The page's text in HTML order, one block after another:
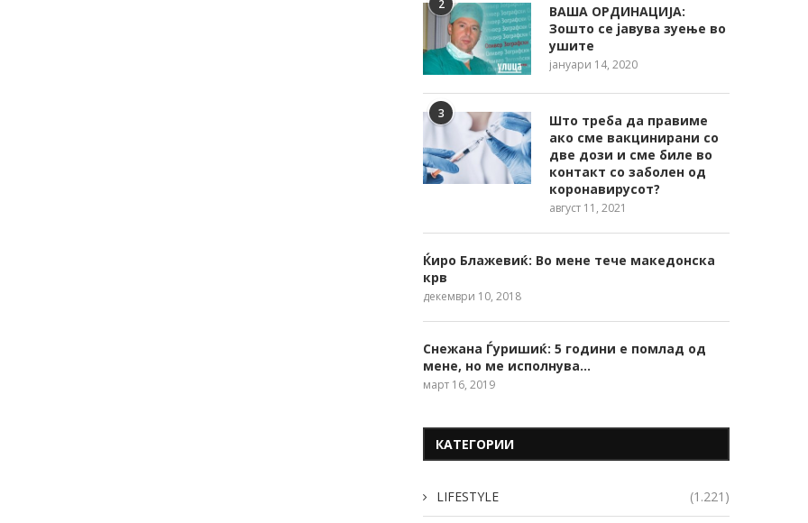
2
ВАША ОРДИНАЦИЈА:
Зошто се јавува зуење во
ушите
јануари 14, 2020
3
Што треба да правиме
ако сме вакцинирани со
две дози и сме биле во
контакт со заболен од
коронавирусот?
август 11, 2021
Ќиро Блажевиќ: Во мене тече македонска
крв
декември 10, 2018
Снежана Ѓуришиќ: 5 години е помлад од
мене, но ме исполнува…
март 16, 2019
КАТЕГОРИИ
LIFESTYLE (1.221)